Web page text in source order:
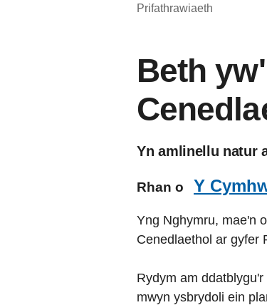
Prifathrawiaeth
Beth
Yn amlinellu natur
Rhan o Y
Yng Nghymru, mae'n
Cenedlaethol ar gyfer
Rydym am
mwyn ysbrydoli ein